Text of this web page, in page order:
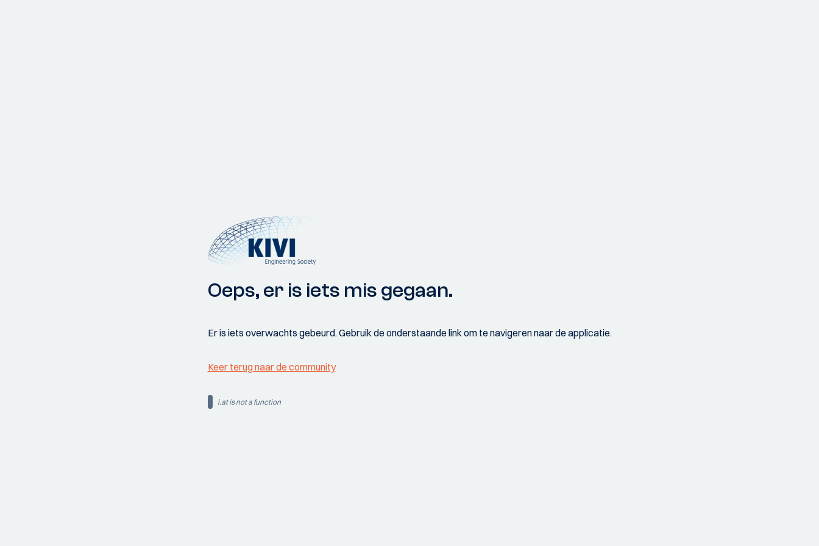
Oeps, er is iets mis gegaan.
Er is iets overwachts gebeurd. Gebruik de onderstaande link om te navigeren naar de applicatie.
Keer terug naar de community
i.at is not a function